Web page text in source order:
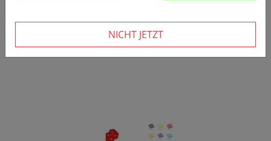
NICHT JETZT